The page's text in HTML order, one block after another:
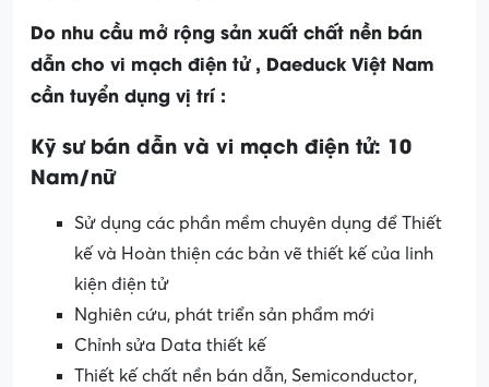
Do nhu cầu mở rộng sản xuất chất nền bán
dẫn cho vi mạch điện tử , Daeduck Việt Nam
cần tuyển dụng vị trí :
Kỹ sư bán dẫn và vi mạch điện tử: 10
Nam/nữ
Sử dụng các phần mềm chuyên dụng để Thiết
kế và Hoàn thiện các bản vẽ thiết kế của linh
kiện điện tử
Nghiên cứu, phát triển sản phẩm mới
Chỉnh sửa Data thiết kế
Thiết kế chất nền bán dẫn, Semiconductor,